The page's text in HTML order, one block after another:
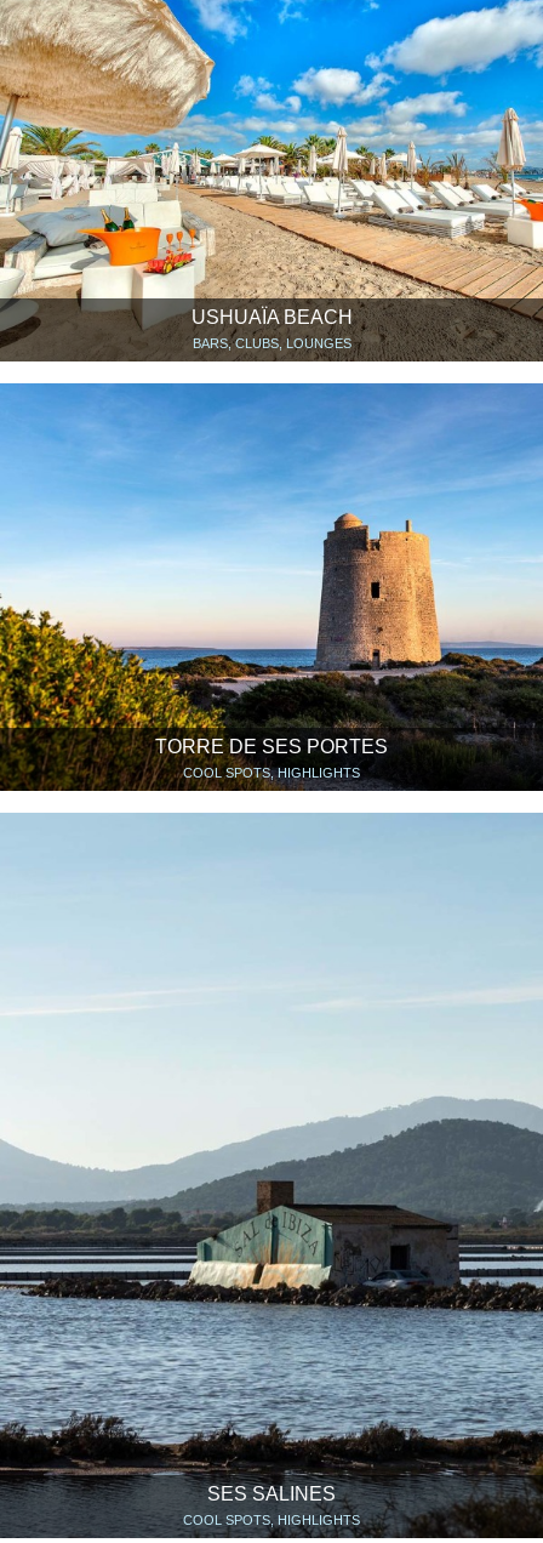
USHUAÏA BEACH
BARS, CLUBS, LOUNGES
TORRE DE SES PORTES
COOL SPOTS, HIGHLIGHTS
SES SALINES
COOL SPOTS, HIGHLIGHTS